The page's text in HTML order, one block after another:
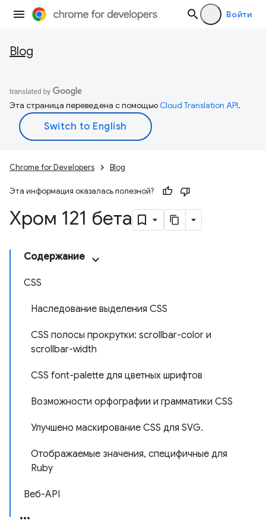
Войти
Blog
Эта страница переведена с помощьюCloud Translation API.
Chrome for Developers Blog
Эта информация оказалась полезной?
Хром 121 бета
Содержание
CSS
Наследование выделения CSS
CSS полосы прокрутки: scrollbar-color и
scrollbar-width
CSS font-palette для цветных шрифтов
Возможности орфографии и грамматики CSS
Улучшено маскирование CSS для SVG.
Отображаемые значения, специфичные для
Ruby
Веб-API